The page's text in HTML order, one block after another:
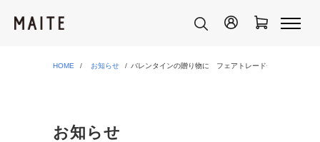
HOME お知らせ バレンタインの贈り物に フェアトレードチョコとコーヒ
お知らせ